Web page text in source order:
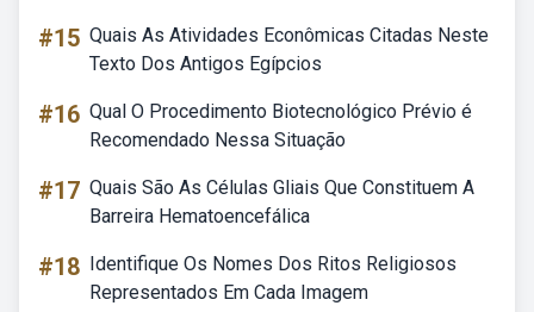
#15 Quais As Atividades Econômicas Citadas Neste
Texto Dos Antigos Egípcios
#16 Qual O Procedimento Biotecnológico Prévio é
Recomendado Nessa Situação
#17 Quais São As Células Gliais Que Constituem A
Barreira Hematoencefálica
#18 Identifique Os Nomes Dos Ritos Religiosos
Representados Em Cada Imagem